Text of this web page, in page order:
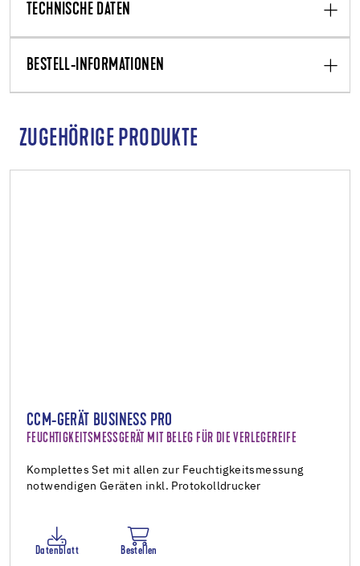
TECHNISCHE DATEN
BESTELL-INFORMATIONEN
ZUGEHÖRIGE PRODUKTE
CCM-GERÄT BUSINESS PRO
FEUCHTIGKEITSMESSGERÄT MIT BELEG FÜR DIE VERLEGEREIFE
Komplettes Set mit allen zur Feuchtigkeitsmessung
notwendigen Geräten inkl. Protokolldrucker
Datenblatt Bestellen